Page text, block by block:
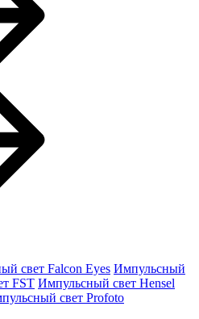
свет Falcon Eyes Импульсный
FST Импульсный свет Hensel
свет Profoto